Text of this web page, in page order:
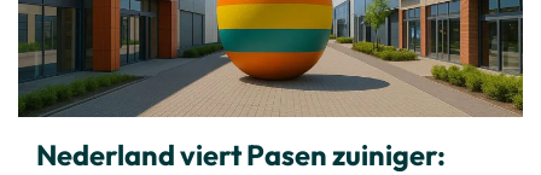
Nederland viert Pasen zuiniger: